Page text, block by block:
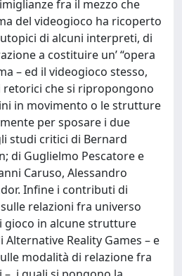
fra il mezzo che
del videogioco ha ricoperto
di alcuni interpreti, di
a costituire un’ “opera
– ed il videogioco stesso,
che si ripropongono
in movimento o le strutture
per sposare i due
studi critici di Bernard
di Guglielmo Pescatore e
Caruso, Alessandro
Infine i contributi di
relazioni fra universo
gioco in alcune strutture
Reality Games – e
modalità di relazione fra